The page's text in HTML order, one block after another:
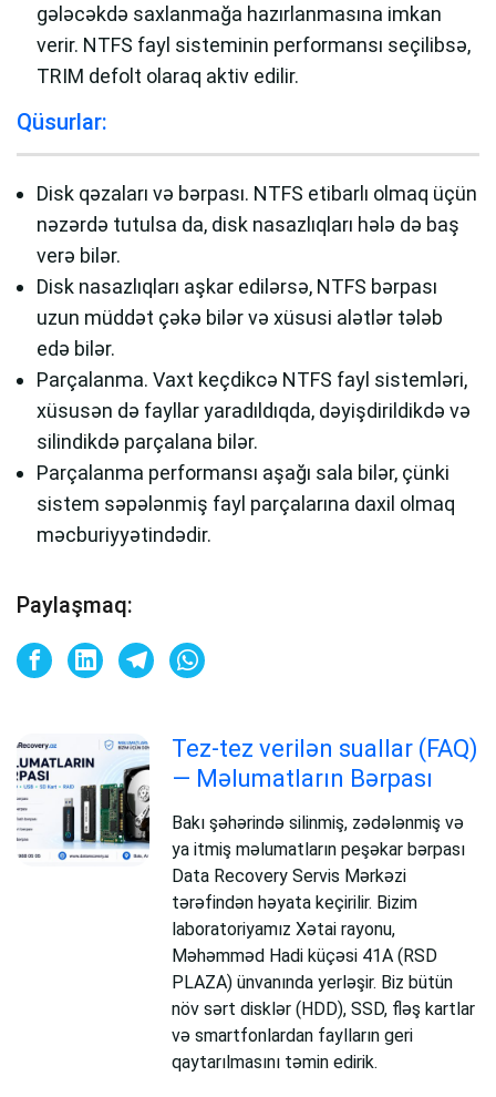
gələcəkdə saxlanmağa hazırlanmasına imkan
verir. NTFS fayl sisteminin performansı seçilibsə,
TRIM defolt olaraq aktiv edilir.
Qüsurlar:
Disk qəzaları və bərpası. NTFS etibarlı olmaq üçün
nəzərdə tutulsa da, disk nasazlıqları hələ də baş
verə bilər.
Disk nasazlıqları aşkar edilərsə, NTFS bərpası
uzun müddət çəkə bilər və xüsusi alətlər tələb
edə bilər.
Parçalanma. Vaxt keçdikcə NTFS fayl sistemləri,
xüsusən də fayllar yaradıldıqda, dəyişdirildikdə və
silindikdə parçalana bilər.
Parçalanma performansı aşağı sala bilər, çünki
sistem səpələnmiş fayl parçalarına daxil olmaq
məcburiyyətindədir.
Paylaşmaq:
Tez-tez verilən suallar (FAQ)
— Məlumatların Bərpası
Bakı şəhərində silinmiş, zədələnmiş və
ya itmiş məlumatların peşəkar bərpası
Data Recovery Servis Mərkəzi
tərəfindən həyata keçirilir. Bizim
laboratoriyamız Xətai rayonu,
Məhəmməd Hadi küçəsi 41A (RSD
PLAZA) ünvanında yerləşir. Biz bütün
növ sərt disklər (HDD), SSD, fləş kartlar
və smartfonlardan faylların geri
qaytarılmasını təmin edirik.